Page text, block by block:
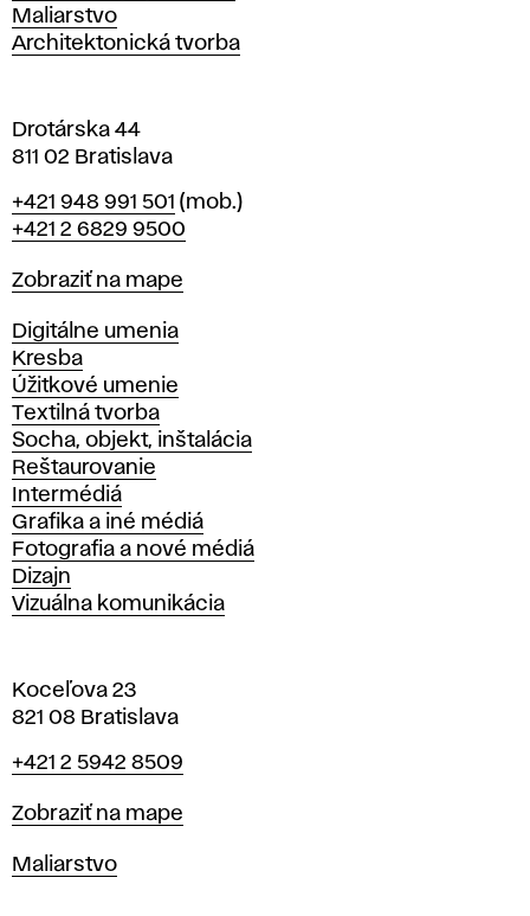
a
v
Maliarstvo
Architektonická tvorba
Drotárska 44
811 02 Bratislava
Telefón
+421 948 991 501 (mob.)
+421 2 6829 9500
Mapa
Zobraziť na mape
Katedry
Digitálne umenia
Kresba
Úžitkové umenie
Textilná tvorba
Socha, objekt, inštalácia
Reštaurovanie
Intermédiá
Grafika a iné médiá
Fotografia a nové médiá
Dizajn
Vizuálna komunikácia
Koceľova 23
821 08 Bratislava
Telefón
+421 2 5942 8509
Mapa
Zobraziť na mape
Katedry
Maliarstvo